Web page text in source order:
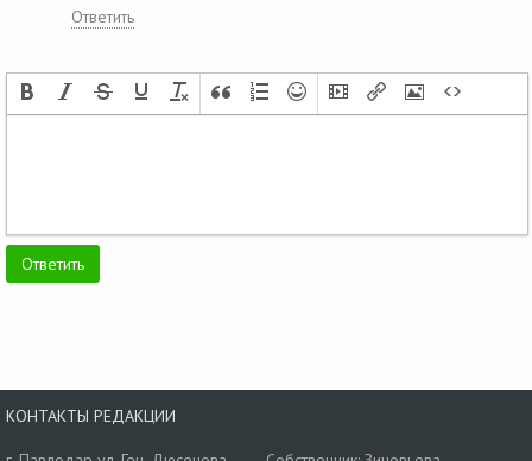
Ответить
КОНТАКТЫ РЕДАКЦИИ